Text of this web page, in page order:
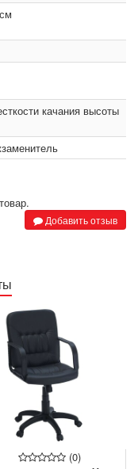
качания высоты
Добавить отзыв
(0)